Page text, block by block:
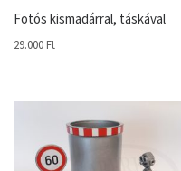
Fotós kismadárral, táskával
29.000 Ft